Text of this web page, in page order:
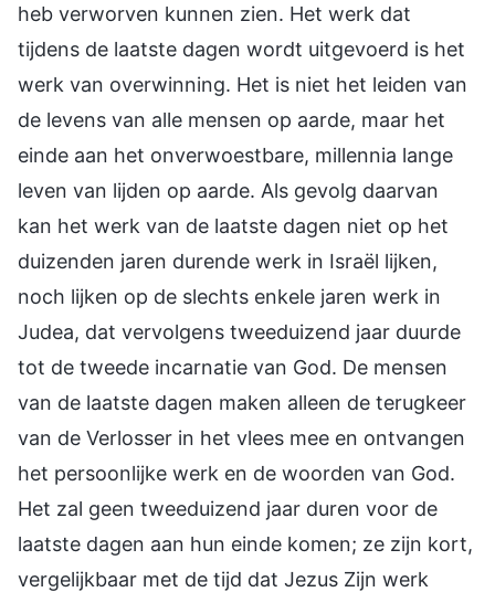
heb verworven kunnen zien. Het werk dat
tijdens de laatste dagen wordt uitgevoerd is het
werk van overwinning. Het is niet het leiden van
de levens van alle mensen op aarde, maar het
einde aan het onverwoestbare, millennia lange
leven van lijden op aarde. Als gevolg daarvan
kan het werk van de laatste dagen niet op het
duizenden jaren durende werk in Israël lijken,
noch lijken op de slechts enkele jaren werk in
Judea, dat vervolgens tweeduizend jaar duurde
tot de tweede incarnatie van God. De mensen
van de laatste dagen maken alleen de terugkeer
van de Verlosser in het vlees mee en ontvangen
het persoonlijke werk en de woorden van God.
Het zal geen tweeduizend jaar duren voor de
laatste dagen aan hun einde komen; ze zijn kort,
vergelijkbaar met de tijd dat Jezus Zijn werk